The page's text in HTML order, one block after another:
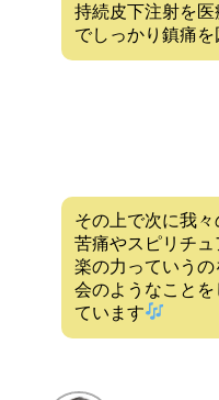
持続皮下注射を
でしっかり鎮痛を
その上で次に我
苦痛やスピリチ
楽の力っていう
会のようなこと
ています